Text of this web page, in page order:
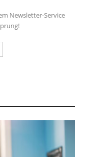
Newsletter-Service